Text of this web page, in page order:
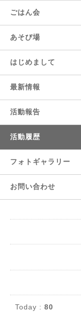
ごはん会
あそび場
はじめまして
最新情報
活動報告
活動履歴
フォトギャラリー
お問い合わせ
Today : 80